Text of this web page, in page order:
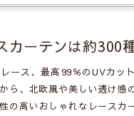
カーテンは約300
ース、最高99％のUVカッ
ら、北欧風や美しい透け感
の高いおしゃれなレースカ